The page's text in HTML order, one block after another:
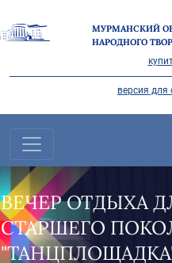
МУРМАНСКИЙ
НАРОДНОГО
версия
"НА СЕВЕРЕ
РАЗГАРЕ!